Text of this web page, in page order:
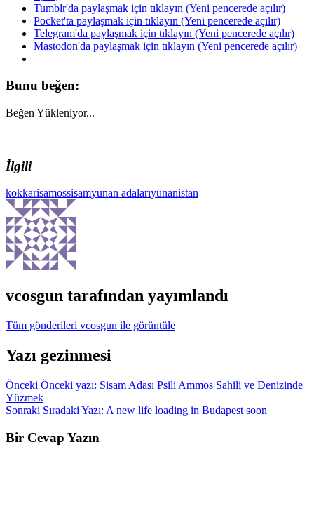
Tumblr'da paylaşmak için tıklayın (Yeni pencerede açılır)
Pocket'ta paylaşmak için tıklayın (Yeni pencerede açılır)
Telegram'da paylaşmak için tıklayın (Yeni pencerede açılır)
Mastodon'da paylaşmak için tıklayın (Yeni pencerede açılır)
Bunu beğen:
Beğen Yükleniyor...
İlgili
kokkarisamossisamyunan adalarıyunanistan
vcosgun tarafından yayımlandı
Tüm gönderileri vcosgun ile görüntüle
Yazı gezinmesi
Önceki Önceki yazı: Sisam Adası Psili Ammos Sahili ve Denizinde
Yüzmek
Sonraki Sıradaki Yazı: A new life loading in Budapest soon
Bir Cevap Yazın